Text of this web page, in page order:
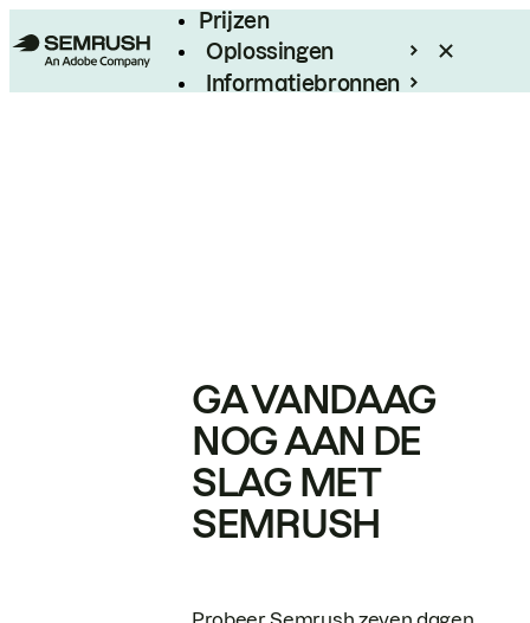
Prijzen
Oplossingen
Informatiebronnen
GA VANDAAG
NOG AAN DE
SLAG MET
SEMRUSH